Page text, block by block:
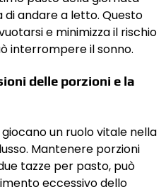
andare a letto. Questo
e minimizza il rischio
interrompere il sonno.
delle porzioni e la
un ruolo vitale nella
Mantenere porzioni
tazze per pasto, può
eccessivo dello